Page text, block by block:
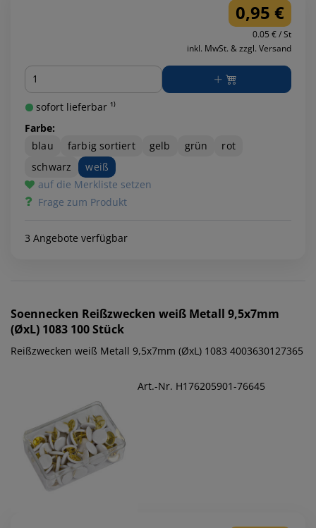
0,95 €
0.05 € / St
inkl. MwSt. & zzgl. Versand
Menge
sofort lieferbar ¹⁾
Farbe:
blau
farbig sortiert gelb grün
rot
schwarz
weiß
auf die Merkliste setzen
Frage zum Produkt
3 Angebote verfügbar
Soennecken Reißzwecken weiß Metall 9,5x7mm
(ØxL) 1083 100 Stück
Reißzwecken weiß Metall 9,5x7mm (ØxL) 1083 4003630127365
Art.-Nr. H176205901-76645